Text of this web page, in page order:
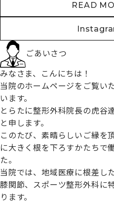
READ
ごあいさつ
みなさま、こんにちは！
当院のホームページをご覧い
います。
とらたに整形外科院長の虎谷
と申します。
このたび、素晴らしいご縁を
に大きく根を下ろすかたちで
た。
当院では、地域医療に根差し
膝関節、スポーツ整形外科に
ります。